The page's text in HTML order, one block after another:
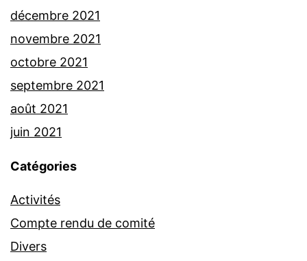
décembre 2021
novembre 2021
octobre 2021
septembre 2021
août 2021
juin 2021
Catégories
Activités
Compte rendu de comité
Divers